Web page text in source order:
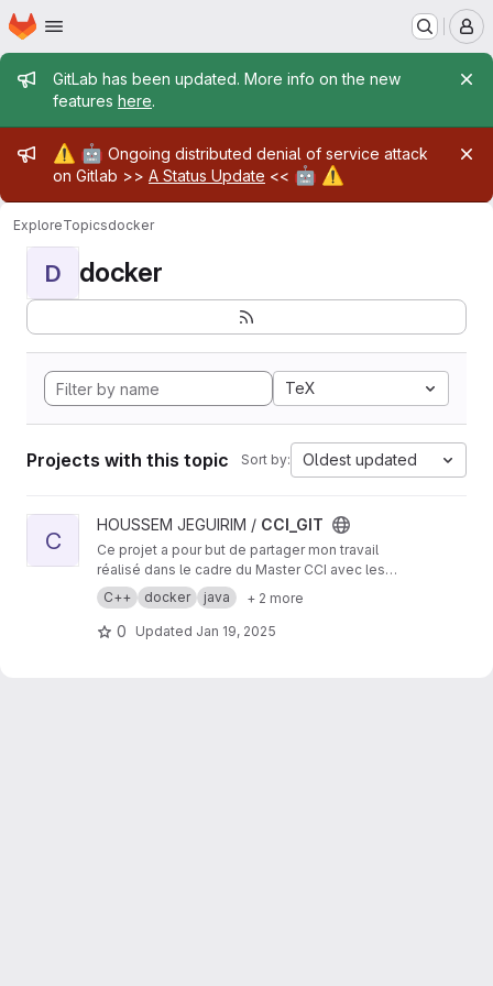
Skip to main content
Homepage
Admin message
GitLab has been updated. More info on the new
features here.
Admin message
⚠️ 🤖 Ongoing distributed denial of service attack
on Gitlab >> A Status Update << 🤖 ⚠️
ExploreTopicsdocker
D docker
TeX
Projects with this topic Sort by: Oldest updated
View CCI_GIT project
C
HOUSSEM JEGUIRIM / CCI_GIT
Ce projet a pour but de partager mon travail
réalisé dans le cadre du Master CCI avec les
professeurs, mes camarades de promotion,
ainsi que les futurs étudiants de ce Master.
C++ docker java + 2 more
0 Updated Jan 19, 2025